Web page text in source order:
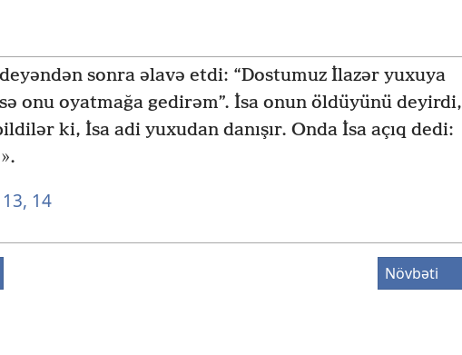
sonra əlavə etdi: “Dostumuz İlazər yuxuya
onu oyatmağa gedirəm”. İsa onun öldüyünü deyirdi,
ki, İsa adi yuxudan danışır. Onda İsa açıq dedi:
13, 14
Növbəti